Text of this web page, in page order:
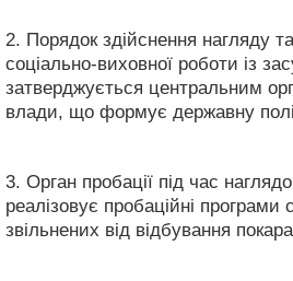
2. Порядок здійснення нагляду
соціально-виховної роботи із
затверджується центральним
влади, що формує державну
3. Орган пробації під час
реалізовує пробаційні програми
звільнених від відбування